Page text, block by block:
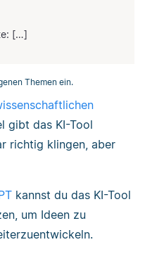
[…]
Themen ein.
gibt das KI-Tool
richtig klingen, aber
kannst du das KI-Tool
um Ideen zu